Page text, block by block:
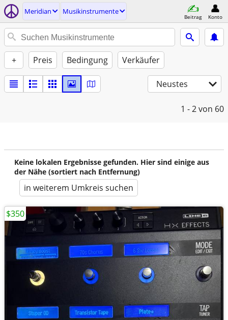
Meridian Musikinstrumente
Beitrag Konto
+ Preis Bedingung Verkäufer
Neustes
1 - 2von 60
Keine lokalen Ergebnisse gefunden. Hier sind einige aus
der Nähe (sortiert nach Entfernung)
in weiterem Umkreis suchen
$350